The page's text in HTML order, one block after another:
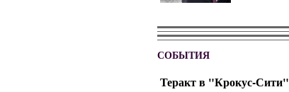
СОБЫТИЯ
Теракт в "Крокус-Сити"